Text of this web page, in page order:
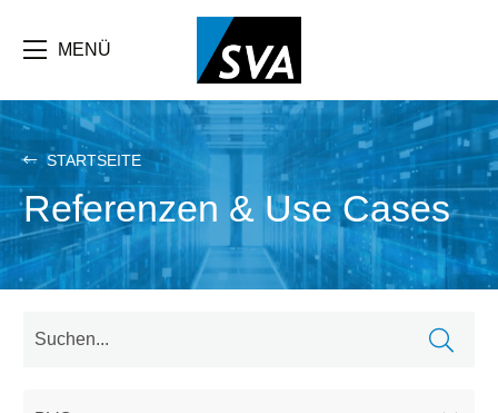
Inhalt
MENÜ
STARTSEITE
Referenzen & Use Cases